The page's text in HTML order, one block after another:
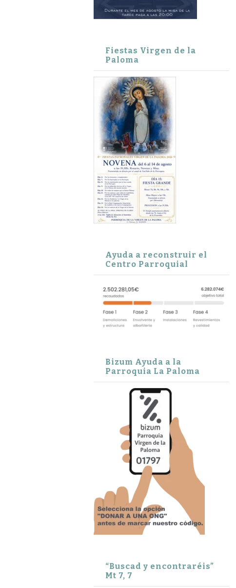
Fiestas Virgen de la
Paloma
Ayuda a reconstruir el
Centro Parroquial
Bizum Ayuda a la
Parroquia La Paloma
“Buscad y encontraréis”
Mt 7, 7